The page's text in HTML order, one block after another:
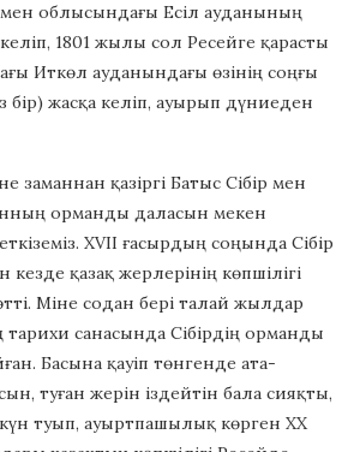
облы­сын­дағы Есіл ауданының
1801 жылы сол Ресейге қарасты
Иткөл ауданындағы өзі­нің соңғы
бір) жасқа келіп, ауырып дү­ние­ден
заманнан қазіргі Батыс Сібір мен
орманды дала­сын мекен
ХVІІ ғасырдың со­ңында Сібір
қазақ жерлерінің көп­ші­лігі
Міне содан бері талай жылдар
санасында Сібірдің орманды
Басына қауіп төнгенде ата-
ту­ған жерін іздейтін бала сияқты,
туып, ауырт­пашылық көрген ХХ